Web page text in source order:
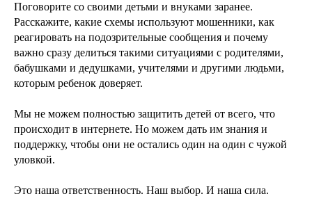
Поговорите со своими детьми и внуками заранее.
Расскажите, какие схемы используют мошенники, как
реагировать на подозрительные сообщения и почему
важно сразу делиться такими ситуациями с родителями,
бабушками и дедушками, учителями и другими людьми,
которым ребенок доверяет.
Мы не можем полностью защитить детей от всего, что
происходит в интернете. Но можем дать им знания и
поддержку, чтобы они не остались один на один с чужой
уловкой.
Это наша ответственность. Наш выбор. И наша сила.